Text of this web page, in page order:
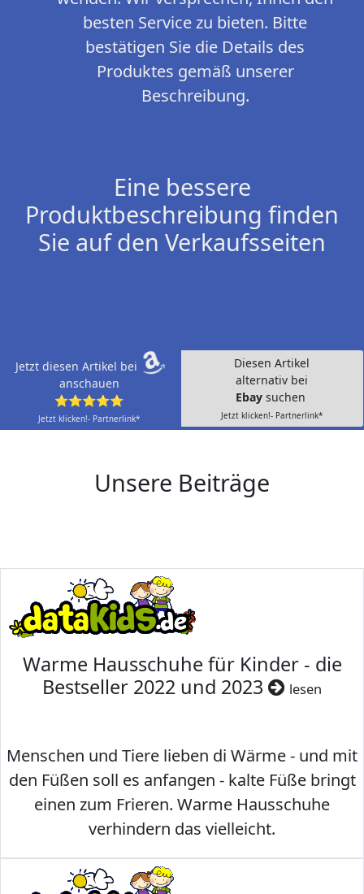
besten Service zu bieten. Bitte
bestätigen Sie die Details des
Produktes gemäß unserer
Beschreibung.
Eine bessere
Produktbeschreibung finden
Sie auf den Verkaufsseiten
Jetzt diesen Artikel bei
anschauen
⭐⭐⭐⭐⭐
Jetzt klicken!- Partnerlink*
Diesen Artikel
alternativ bei
Ebay suchen
Jetzt klicken!- Partnerlink*
Unsere Beiträge
Warme Hausschuhe für Kinder - die
Bestseller 2022 und 2023
lesen
Menschen und Tiere lieben di Wärme - und mit
den Füßen soll es anfangen - kalte Füße bringt
einen zum Frieren. Warme Hausschuhe
verhindern das vielleicht.